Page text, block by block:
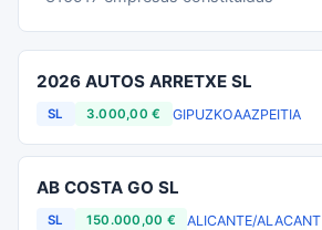
2026 AUTOS ARRETXE SL
SL 3.000,00 € GIPUZKOAAZPEITIA
AB COSTA GO SL
SL 150.000,00 €
ALICANTE/ALACANT